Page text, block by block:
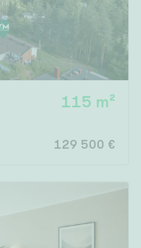
000 €
Kokonaispinta-ala115 m²
129 500 €